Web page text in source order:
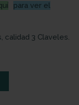
para ver el
calidad 3 Claveles.